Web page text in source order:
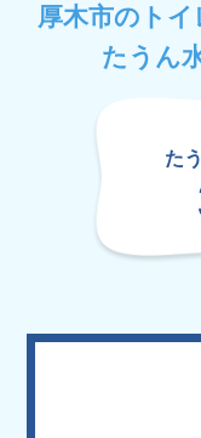
厚木市のトイ
たうん
た